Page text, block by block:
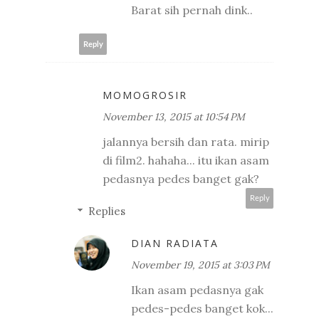
Barat sih pernah dink..
Reply
MOMOGROSIR
November 13, 2015 at 10:54 PM
jalannya bersih dan rata. mirip
di film2. hahaha... itu ikan asam
pedasnya pedes banget gak?
Reply
Replies
DIAN RADIATA
November 19, 2015 at 3:03 PM
Ikan asam pedasnya gak
pedes-pedes banget kok...